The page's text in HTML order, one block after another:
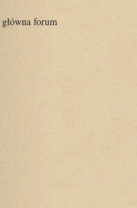
forum